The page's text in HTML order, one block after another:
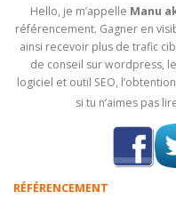
Hello, je m’appelle Manu
référencement. Gagner en
ainsi recevoir plus de trafic
de conseil sur wordpress,
logiciel et outil SEO,
si tu n’aimes pas
RÉFÉRENCEMENT